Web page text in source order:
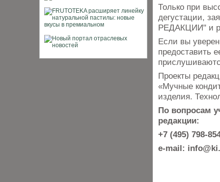
Только при
дегустации,
РЕДАКЦИИ" и
Если вы
предоставить
Проекты
«Мучные
изделия.
По вопросам
редакции:
+7 (495) 798-
e-mail: